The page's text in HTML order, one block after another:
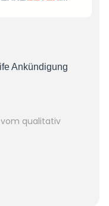
Ankündigung
vom qualitativ